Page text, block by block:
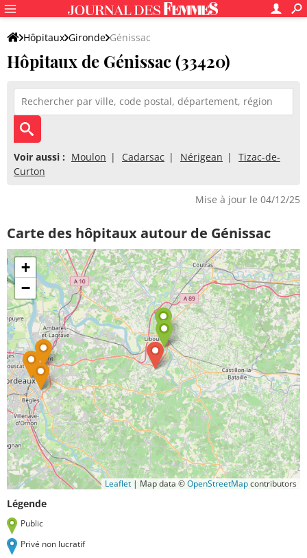
Hôpitaux Gironde Génissac
Hôpitaux de Génissac (33420)
Voir aussi : Moulon Cadarsac Nérigean
Tizac-de-
Curton
Mise à jour le 04/12/25
Carte des hôpitaux autour de Génissac
+
−
Leaflet | Map data ©OpenStreetMapcontributors
Légende
Public
Privé non lucratif